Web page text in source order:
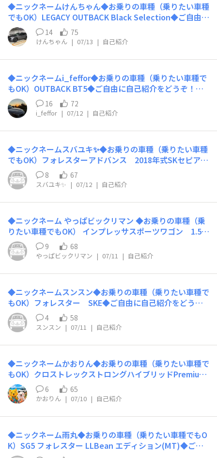
◆ニックネームけんちゃん◆お乗りの車種（乗りたい車種
でもOK）LEGACY OUTBACK Black Selection◆ご自由に
自己紹介をどうぞ！2026年7月に納車されました！乗り換
え前はLEVORGに乗っていました。カーライフ満喫できた
らと思っておりますので、よろしくお願いします！
14 75
けんちゃん | 07/13 | 自己紹介
◆ニックネームi_feffor◆お乗りの車種（乗りたい車種で
もOK）OUTBACK BT5◆ご自由に自己紹介をどうぞ！は
じめまして。とあるサイトでスペル入力間違いしたまま変
更せずに今日まで来たものですから、意味不明のニックネ
ームで恐縮です。日々ゆったりBT5を運転して楽しんでお
ります。よろしくお願いします。
16 72
i_feffor | 07/12 | 自己紹介
◆ニックネームスバユキ✨◆お乗りの車種（乗りたい車種
でもOK）フォレスターアドバンス 2018年式SKセピアブ
ロンズメタリック2026年7月1日納車◆ご自由に自己紹介
をどうぞ！はじめまして。スバユキ✨と申します。はじめ
てのスバル車。幸福度爆上がり中です。今からの人生を楽
しむための相棒と出会えました。ナンバーは7270。スバ
した。スバルのオーナーとしてだけでなく、株主としても
スバルを応援していきます。それから、我が家の愛猫「ル
ナ様」スバニャンらいふをお届けしていければと思いま
す。皆様、どうぞよろしくお願いいたします。
8 67
スバユキ✨ | 07/12 | 自己紹介
◆ニックネーム やっぱビックリマン ◆お乗りの車種（乗
りたい車種でもOK） インプレッサスポーツワゴン 1.5i
◆ご自由に自己紹介をどうぞ！ 本日、納車でした。(！)
納車の足で、タイヤ交換へ行きました。(？) 10年乗って
ない 10年落ちのタイヤは 担当者も サスかも？！ と思う
くらい、やっぱり ボッコボコ でした(笑) タイヤ屋さんへ
“らしくない”走りでたどり着きました。 後ろを走ってい
た方、さぞかし …古いクルマだからな〜 と思われたこ
とでしょう。 新しいタイヤは、フェデラルとアイシンを
２本ずつはかせてます。 アドバンからの乗り換え(w)でし
気になりませんでした。 整備いただいた自工さん、 タイ
ヤの専門家のお兄様方、 キレイに乗っていただいた前オ
ーナー様に感謝です。 みなさま、よろしくお願いいたし
ます。 あ、タイベルはさすがに新調してますのでご安心
を(笑)
9 68
やっぱビックリマン | 07/11 | 自己紹介
◆ニックネームスンスン◆お乗りの車種（乗りたい車種で
もOK）フォレスター SKE◆ご自由に自己紹介をどう
ぞ！はじめましてスバル車を乗り継いで4台目です今乗っ
てるフォレスターとはお別れし、本日フォレスターSHEV
X-BREAKをお迎えすることになりました当初8ヶ月と言
われていた待ち期間が早まりとうとう納車の日が来ました
願いします
4 58
スンスン | 07/11 | 自己紹介
◆ニックネームかおりん◆お乗りの車種（乗りたい車種で
もOK）クロストレックストロングハイブリッドPremium
S:HEV EX◆ご自由に自己紹介をどうぞ！はじめまして😊
スバル車は、このクロストレック ストロングハイブリッ
ド Premium S:HEV EXが初めてです🚗✨それまではホン
ダ・フィットに乗っていましたので、スバルはまだまだ初
Xの便利な機能も少しずつ勉強中です。おすすめの使い方
や、「これは便利！」という機能があれば、ぜひ教えてく
6 65
かおりん | 07/10 | 自己紹介
◆ニックネーム雨丸◆お乗りの車種（乗りたい車種でもO
K）SG5 フォレスター LLBean エディション(MT)◆ご自